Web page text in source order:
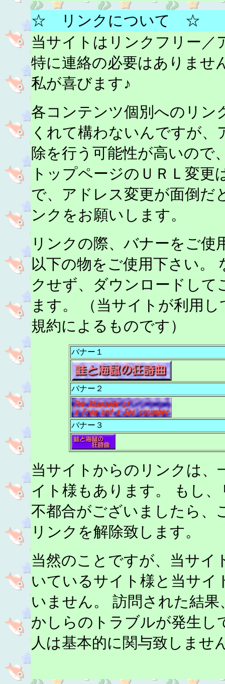
☆ リンクについて ☆
当サイトはリンクフリー／
特に連絡の必要はありませ
私が喜びます♪
各コンテンツ個別へのリン
くれて構わないんですが
除を行う可能性が高いので
トップページのＵＲＬ変
で、アドレス変更が面倒だ
ンクをお願いします。
リンクの際、バナーをご
以下の物をご使用下さい。
クせず、ダウンロードして
ます。 （当サイトが利用し
規約によるものです）
バナー１
バナー２
バナー３
当サイトからのリンクは、
イト様もあります。 もし
不都合がございましたら、
リンクを解除致します。
当然のことですが、当サイ
いているサイト様と当サイ
いません。 訪問された結
かしらのトラブルが発生し
人は基本的に関与致しませ